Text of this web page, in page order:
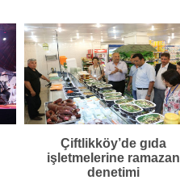
Çiftlikköy’de gıda
işletmelerine ramazan
denetimi